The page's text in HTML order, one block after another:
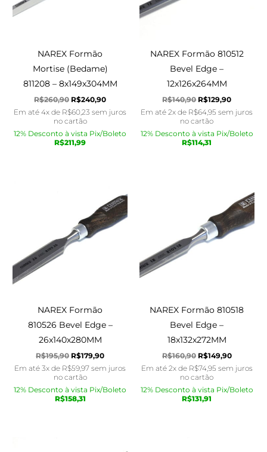
NAREX Formão
Mortise (Bedame)
811208 – 8x149x304MM
R$260,90 R$240,90
Em até 4x de R$60,23 sem juros
no cartão
12% Desconto à vista Pix/Boleto
R$211,99
NAREX Formão 810512
Bevel Edge –
12x126x264MM
R$140,90 R$129,90
Em até 2x de R$64,95 sem juros
no cartão
12% Desconto à vista Pix/Boleto
R$114,31
NAREX Formão
810526 Bevel Edge –
26x140x280MM
R$195,90
R$195,90.
R$179,90
preço
atual
é:
R$179,90.
Em até 3x de R$59,97 sem juros
no cartão
12% Desconto à vista Pix/Boleto
R$158,31
NAREX Formão 810518
Bevel Edge –
18x132x272MM
R$160,90
R$160,90.
R$149,90
preço
atual
é:
R$149,90.
Em até 2x de R$74,95 sem juros
no cartão
12% Desconto à vista Pix/Boleto
R$131,91